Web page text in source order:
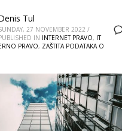
Tul
27 NOVEMBER 2022 /
IN INTERNET PRAVO, IT
PRAVO, ZAŠTITA PODATAKA O